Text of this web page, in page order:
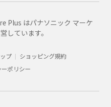
Plus はパナソニック マーケ
しています。
プ
ショッピング規約
ポリシー